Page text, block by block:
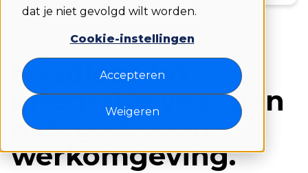
dat je niet gevolgd wilt worden.
Cookie-instellingen
Accepteren
Weigeren
Naadloze IoT
integratie voor een
datagedreven
werkomgeving.